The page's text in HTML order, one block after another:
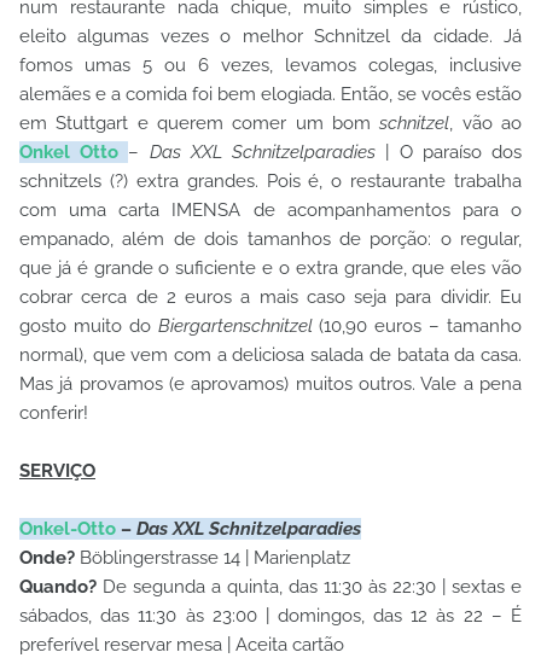
num restaurante nada chique, muito simples e rústico,
eleito algumas vezes o melhor Schnitzel da cidade. Já
fomos umas 5 ou 6 vezes, levamos colegas, inclusive
alemães e a comida foi bem elogiada. Então, se vocês estão
em Stuttgart e querem comer um bomschnitzel, vão ao
Onkel Otto – Das XXL Schnitzelparadies | O paraíso dos
schnitzels (?) extra grandes. Pois é, o restaurante trabalha
com uma carta IMENSA de acompanhamentos para o
empanado, além de dois tamanhos de porção: o regular,
que já é grande o suficiente e o extra grande, que eles vão
cobrar cerca de 2 euros a mais caso seja para dividir. Eu
gosto muito do Biergartenschnitzel(10,90 euros – tamanho
normal), que vem com a deliciosa salada de batata da casa.
Mas já provamos (e aprovamos) muitos outros. Vale a pena
conferir!
SERVIÇO
Onkel-Otto – Das XXL Schnitzelparadies
Onde? Böblingerstrasse 14 | Marienplatz
Quando? De segunda a quinta, das 11:30 às 22:30 | sextas e
sábados, das 11:30 às 23:00 | domingos, das 12 às 22 – É
preferível reservar mesa | Aceita cartão